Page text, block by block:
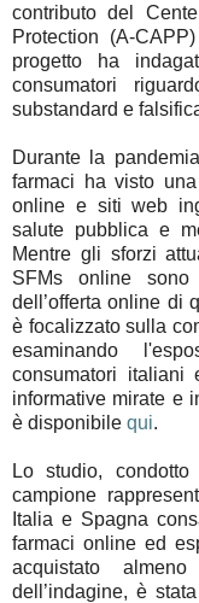
contributo del
Protection (A-
progetto ha
consumatori
substandard e
Durante la
farmaci ha visto
online e siti web
salute pubblica e
Mentre gli sforzi
SFMs online sono
dell’offerta online di
è focalizzato sulla
esaminando
consumatori italiani
informative mirate e
è disponibile qui.
Lo studio,
campione
Italia e Spagna
farmaci online ed
acquistato
dell’indagine, è